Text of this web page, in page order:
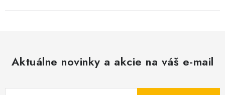
Aktuálne novinky a akcie na váš e-mail